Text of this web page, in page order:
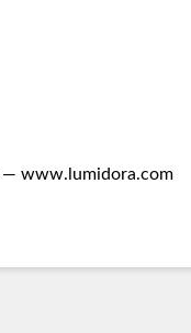
— www.lumidora.com